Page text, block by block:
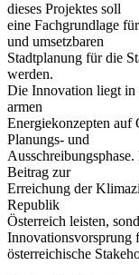
dieses Projektes soll
eine Fachgrundlage
und umsetzbaren
Stadtplanung für die
werden.
Die Innovation liegt
armen
Energiekonzepten auf
Planungs- und
Beitrag zur
Erreichung der
Republik
Österreich leisten,
Innovationsvorsprung
österreichische